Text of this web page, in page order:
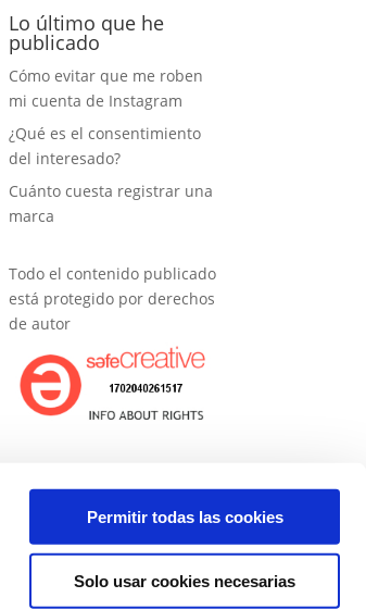
Permitir todas las cookies
Solo usar cookies necesarias
blog:
Lo último que he
publicado
Cómo evitar que me roben
mi cuenta de Instagram
¿Qué es el consentimiento
del interesado?
Cuánto cuesta registrar una
marca
Todo el contenido publicado
está protegido por derechos
de autor